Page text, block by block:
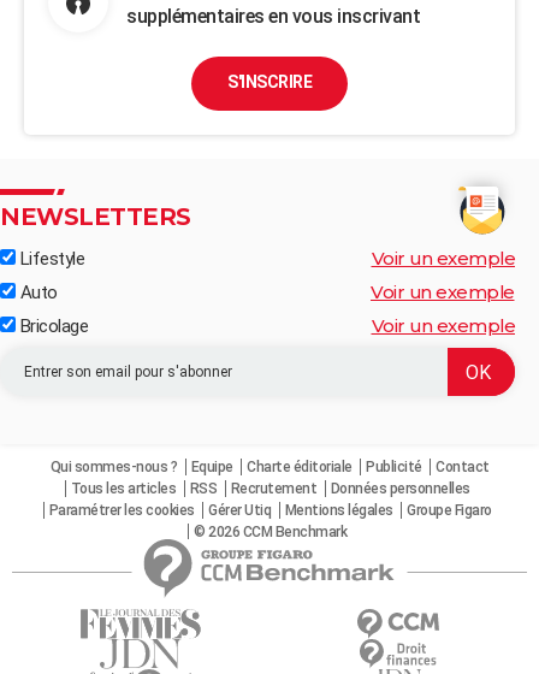
supplémentaires en vous inscrivant
S'INSCRIRE
NEWSLETTERS
Lifestyle Voir un exemple
Auto Voir un exemple
Bricolage Voir un exemple
Qui sommes-nous ? Equipe Charte éditoriale Publicité
Contact
Tous les articles
RSS Recrutement
Données personnelles
Paramétrer les cookies
Gérer Utiq Mentions légales
Groupe Figaro
© 2026 CCM Benchmark